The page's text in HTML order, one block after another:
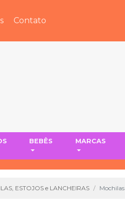
Contato
BEBÊS MARCAS
ESTOJOS e LANCHEIRAS Mochilas